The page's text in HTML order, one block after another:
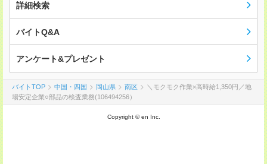
詳細検索
バイトQ&A
アンケート&プレゼント
バイトTOP 中国・四国 岡山県 南区
＼モクモク作業×高時給1,350円／地
場安定企業○部品の検査業務(106494256）
Copyright © en Inc.